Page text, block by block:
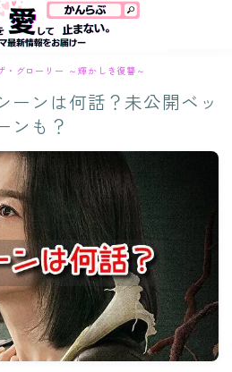
・グローリー ～輝かしき復讐～
ーンは何話？未公開ベッ
ンも？